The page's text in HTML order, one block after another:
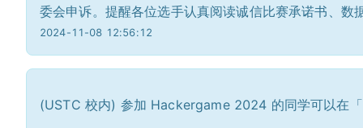
委会申诉。提醒各位选手认真阅读诚信比赛承诺书、数
2024-11-08 12:56:12
(USTC 校内) 参加 Hackergame 2024 的同学可以在